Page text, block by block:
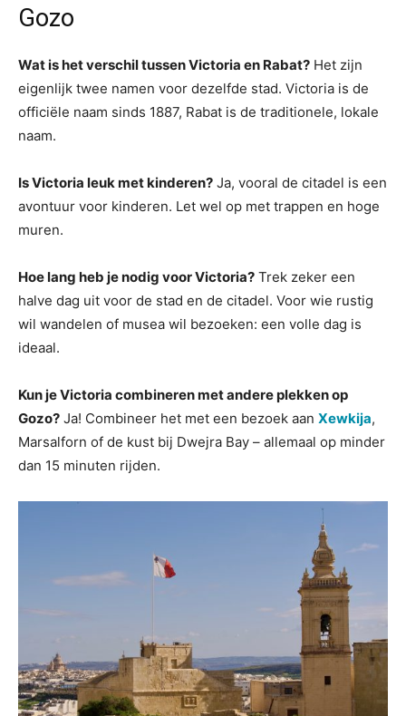
Gozo
Wat is het verschil tussen Victoria en Rabat? Het zijn
eigenlijk twee namen voor dezelfde stad. Victoria is de
officiële naam sinds 1887, Rabat is de traditionele, lokale
naam.
Is Victoria leuk met kinderen? Ja, vooral de citadel is een
avontuur voor kinderen. Let wel op met trappen en hoge
muren.
Hoe lang heb je nodig voor Victoria? Trek zeker een
halve dag uit voor de stad en de citadel. Voor wie rustig
wil wandelen of musea wil bezoeken: een volle dag is
ideaal.
Kun je Victoria combineren met andere plekken op
Gozo? Ja! Combineer het met een bezoek aan Xewkija,
Marsalforn of de kust bij Dwejra Bay – allemaal op minder
dan 15 minuten rijden.